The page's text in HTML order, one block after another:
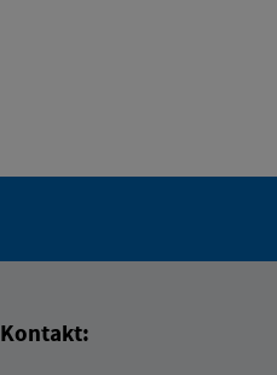
Kontakt: